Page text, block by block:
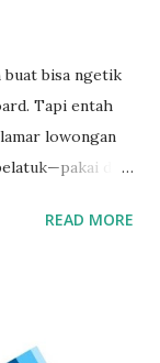
buat bisa ngetik
Tapi entah
lowongan
dua
Gak Bisa
dan
READ MORE